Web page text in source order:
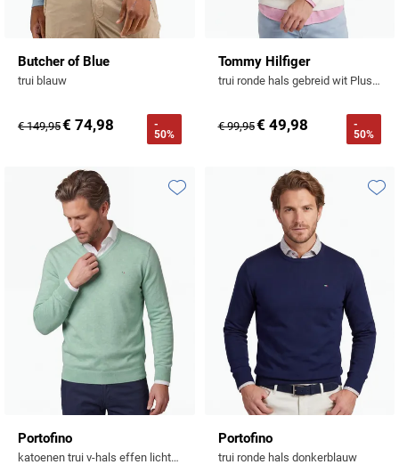
Butcher of Blue
trui blauw
€ 149,95€ 74,98
-
50%
Tommy Hilfiger
trui ronde hals gebreid wit Plus Size
€ 99,95€ 49,98
-
50%
Portofino
katoenen trui v-hals effen lichtgroen
Toevoegen aan favorieten
Portofino
trui ronde hals donkerblauw